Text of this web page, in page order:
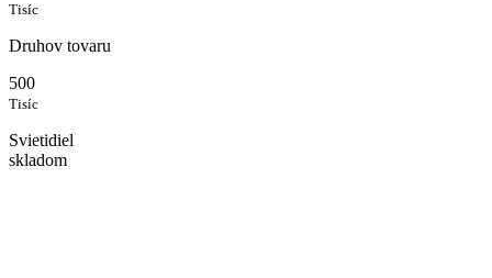
Tisíc
Druhov tovaru
500
Tisíc
Svietidiel
skladom